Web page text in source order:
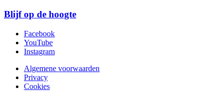
Blijf op de hoogte
Facebook
YouTube
Instagram
Algemene voorwaarden
Privacy
Cookies